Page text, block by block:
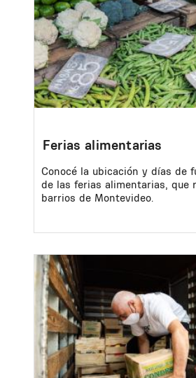
Ferias alimentarias
Conocé la ubicación y días de
de las ferias alimentarias, que
barrios de Montevideo.
Image